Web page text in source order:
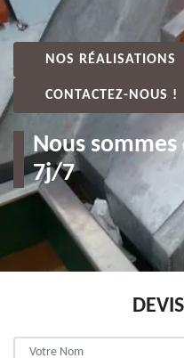
NOS RÉALISATIONS
CONTACTEZ-NOUS !
Nous
7j/7